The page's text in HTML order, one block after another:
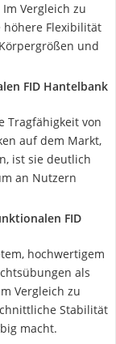
Vergleich zu
Flexibilität
und
FID Hantelbank
Tragfähigkeit von
auf dem Markt,
ist sie deutlich
an Nutzern
FID
hochwertigem
als
Vergleich zu
Stabilität
macht.